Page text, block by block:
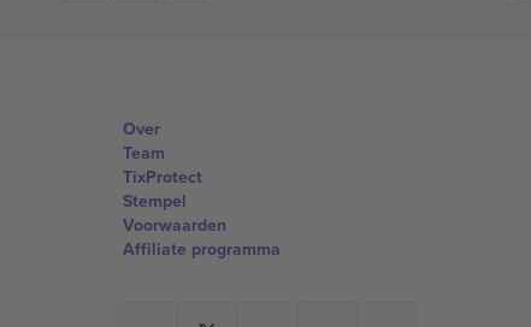
Over
Team
TixProtect
Stempel
Voorwaarden
Affiliate programma